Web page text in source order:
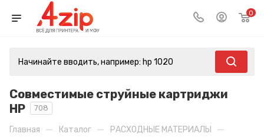
0
Совместимые струйные картриджи
HP
708
Главная — Каталог — РАСХОДНЫЕ МАТЕРИАЛЫ —